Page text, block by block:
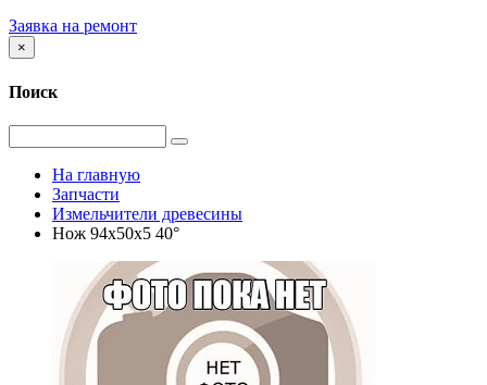
Заявка на ремонт
×
Поиск
На главную
Запчасти
Измельчители древесины
Нож 94x50x5 40°